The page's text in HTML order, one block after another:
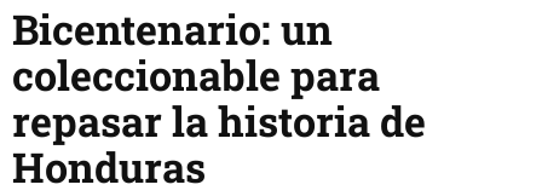
Bicentenario: un
coleccionable para
repasar la historia de
Honduras